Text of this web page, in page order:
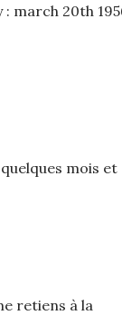
march 20th
mois et
retiens à la